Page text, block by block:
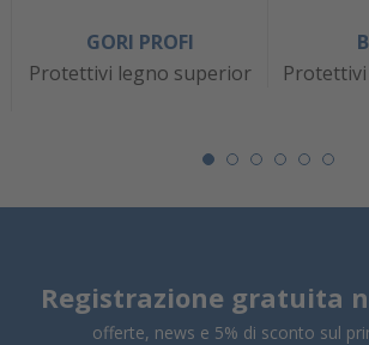
GORI PROFI
Protettivi legno superior
Registrazione gratuita
offerte, news e 5% di sconto sul